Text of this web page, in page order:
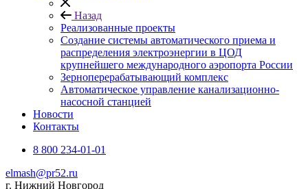
Назад
Реализованные проекты
Создание системы автоматического приема и
распределения электроэнергии в ЦОД
крупнейшего международного аэропорта России
Зерноперерабатывающий комплекс
Автоматическое управление канализационно-
насосной станцией
Новости
Контакты
8 800 234-01-01
elmash@pr52.ru
г. Нижний Новгород